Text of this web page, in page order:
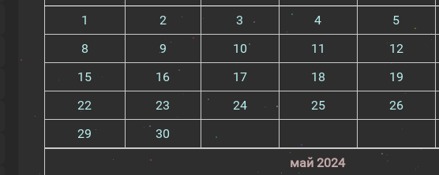
1
2 3 4 5
8
9 10 11 12
15
16 17 18 19
22
23 24 25 26
29
30
май 2024